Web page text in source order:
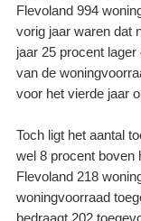
Flevoland 994
vorig jaar waren dat
jaar 25 procent
van de
voor het vierde jaar
Toch ligt het aantal
wel 8 procent boven
Flevoland 218
woningvoorraad